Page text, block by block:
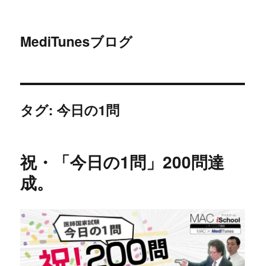
MediTunesブログ
タグ: 今日の1問
祝・「今日の1問」200問達
成。